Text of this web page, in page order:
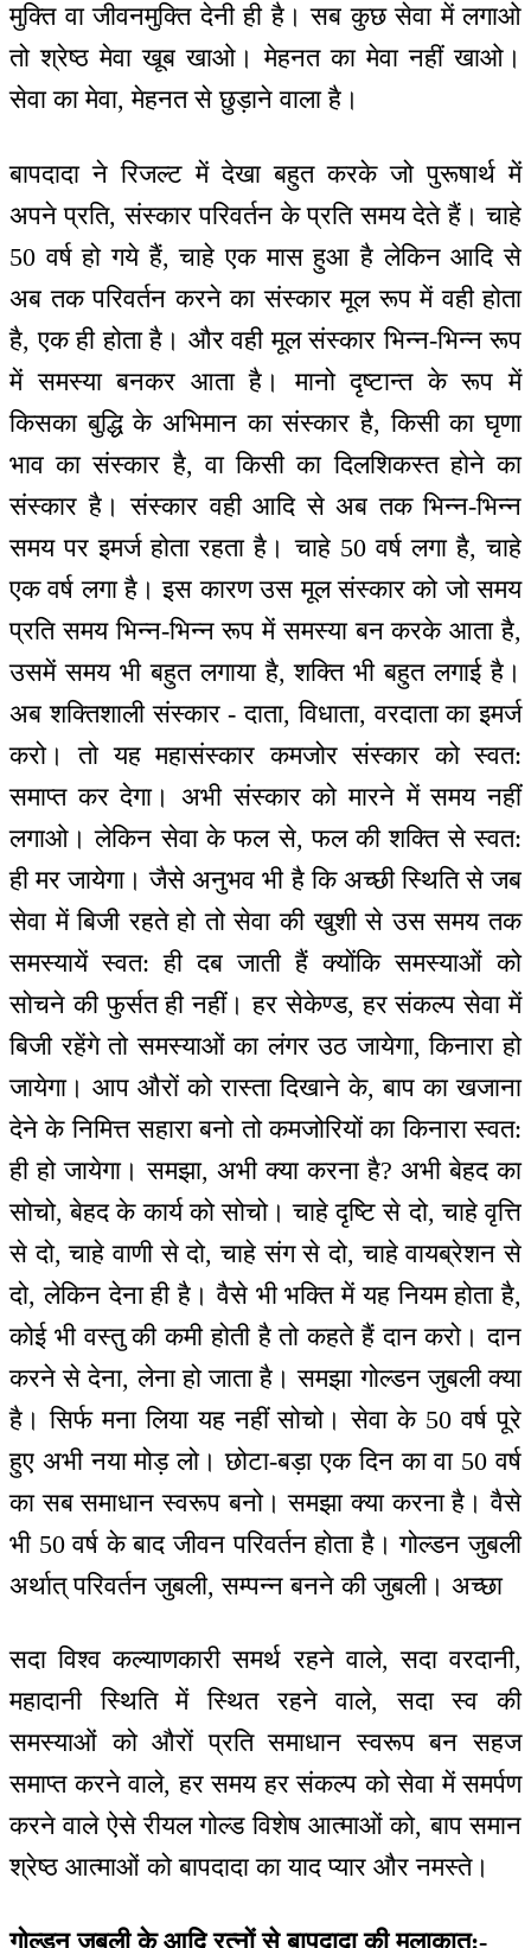
मुक्ति वा जीवनमुक्ति देनी ही है। सब कुछ सेवा में लगाओ
तो श्रेष्ठ मेवा खूब खाओ। मेहनत का मेवा नहीं खाओ।
सेवा का मेवा, मेहनत से छुड़ाने वाला है।
बापदादा ने रिजल्ट में देखा बहुत करके जो पुरूषार्थ में
अपने प्रति, संस्कार परिवर्तन के प्रति समय देते हैं। चाहे
50 वर्ष हो गये हैं, चाहे एक मास हुआ है लेकिन आदि से
अब तक परिवर्तन करने का संस्कार मूल रूप में वही होता
है, एक ही होता है। और वही मूल संस्कार भिन्न-भिन्न रूप
में समस्या बनकर आता है। मानो दृष्टान्त के रूप में
किसका बुद्धि के अभिमान का संस्कार है, किसी का घृणा
भाव का संस्कार है, वा किसी का दिलशिकस्त होने का
संस्कार है। संस्कार वही आदि से अब तक भिन्न-भिन्न
समय पर इमर्ज होता रहता है। चाहे 50 वर्ष लगा है, चाहे
एक वर्ष लगा है। इस कारण उस मूल संस्कार को जो समय
प्रति समय भिन्न-भिन्न रूप में समस्या बन करके आता है,
उसमें समय भी बहुत लगाया है, शक्ति भी बहुत लगाई है।
अब शक्तिशाली संस्कार - दाता, विधाता, वरदाता का इमर्ज
करो। तो यह महासंस्कार कमजोर संस्कार को स्वत:
समाप्त कर देगा। अभी संस्कार को मारने में समय नहीं
लगाओ। लेकिन सेवा के फल से, फल की शक्ति से स्वत:
ही मर जायेगा। जैसे अनुभव भी है कि अच्छी स्थिति से जब
सेवा में बिजी रहते हो तो सेवा की खुशी से उस समय तक
समस्यायें स्वत: ही दब जाती हैं क्योंकि समस्याओं को
सोचने की फुर्सत ही नहीं। हर सेकेण्ड, हर संकल्प सेवा में
बिजी रहेंगे तो समस्याओं का लंगर उठ जायेगा, किनारा हो
जायेगा। आप औरों को रास्ता दिखाने के, बाप का खजाना
देने के निमित्त सहारा बनो तो कमजोरियों का किनारा स्वत:
ही हो जायेगा। समझा, अभी क्या करना है? अभी बेहद का
सोचो, बेहद के कार्य को सोचो। चाहे दृष्टि से दो, चाहे वृत्ति
से दो, चाहे वाणी से दो, चाहे संग से दो, चाहे वायब्रेशन से
दो, लेकिन देना ही है। वैसे भी भक्ति में यह नियम होता है,
कोई भी वस्तु की कमी होती है तो कहते हैं दान करो। दान
करने से देना, लेना हो जाता है। समझा गोल्डन जुबली क्या
है। सिर्फ मना लिया यह नहीं सोचो। सेवा के 50 वर्ष पूरे
हुए अभी नया मोड़ लो। छोटा-बड़ा एक दिन का वा 50 वर्ष
का सब समाधान स्वरूप बनो। समझा क्या करना है। वैसे
भी 50 वर्ष के बाद जीवन परिवर्तन होता है। गोल्डन जुबली
अर्थात् परिवर्तन जुबली, सम्पन्न बनने की जुबली। अच्छा
सदा विश्व कल्याणकारी समर्थ रहने वाले, सदा वरदानी,
महादानी स्थिति में स्थित रहने वाले, सदा स्व की
समस्याओं को औरों प्रति समाधान स्वरूप बन सहज
समाप्त करने वाले, हर समय हर संकल्प को सेवा में समर्पण
करने वाले ऐसे रीयल गोल्ड विशेष आत्माओं को, बाप समान
श्रेष्ठ आत्माओं को बापदादा का याद प्यार और नमस्ते।
गोल्डन जुबली के आदि रत्नों से बापदादा की मुलाकात:-